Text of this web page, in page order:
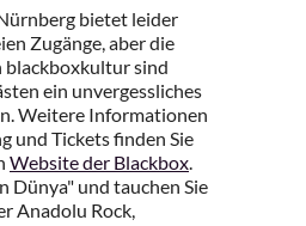
bietet leider
Zugänge, aber die
blackboxkultur sind
ein unvergessliches
Weitere Informationen
und Tickets finden Sie
Website der Blackbox.
Dünya" und tauchen Sie
Anadolu Rock,